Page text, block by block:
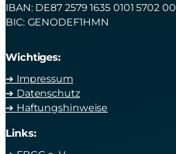
IBAN: DE87 2579 1635 0101 5702 00
BIC: GENODEF1HMN
Wichtiges:
➔ Impressum
➔ Datenschutz
➔ Haftungshinweise
Links: